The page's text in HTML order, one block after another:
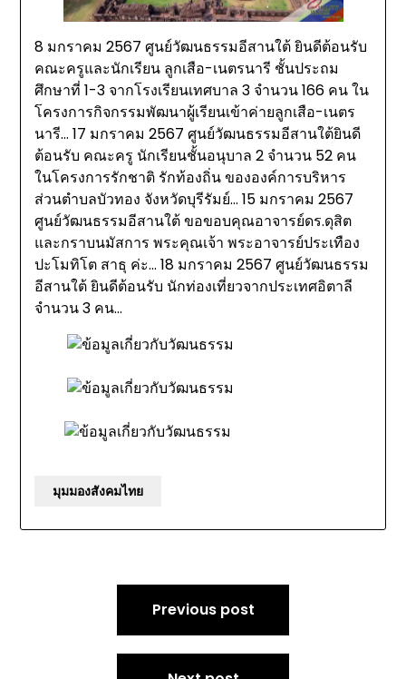
8 มกราคม 2567 ศูนย์วัฒนธรรมอีสานใต้ ยินดีต้อนรับ
คณะครูและนักเรียน ลูกเสือ-เนตรนารี ชั้นประถม
ศึกษาที่ 1-3 จากโรงเรียนเทศบาล 3 จำนวน 166 คน ใน
โครงการกิจกรรมพัฒนาผู้เรียนเข้าค่ายลูกเสือ-เนตร
นารี… 17 มกราคม 2567 ศูนย์วัฒนธรรมอีสานใต้ยินดี
ต้อนรับ คณะครู นักเรียนชั้นอนุบาล 2 จำนวน 52 คน
ในโครงการรักชาติ รักท้องถิ่น ขององค์การบริหาร
ส่วนตำบลบัวทอง จังหวัดบุรีรัมย์… 15 มกราคม 2567
ศูนย์วัฒนธรรมอีสานใต้ ขอขอบคุณอาจารย์ดร.ดุสิต
และกราบนมัสการ พระคุณเจ้า พระอาจารย์ประเทือง
ปะโมทิโต สาธุ ค่ะ… 18 มกราคม 2567 ศูนย์วัฒนธรรม
อีสานใต้ ยินดีต้อนรับ นักท่องเที่ยวจากประเทศอิตาลี
จำนวน 3 คน…
มุมมองสังคมไทย
Previous post